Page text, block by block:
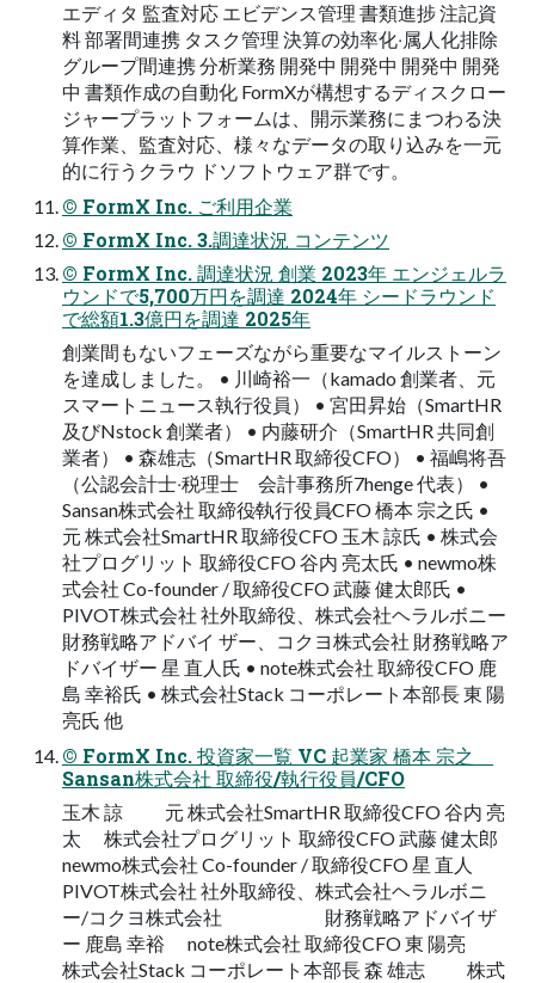
エディタ 監査対応 エビデンス管理 書類進捗 注記資
料 部署間連携 タスク管理 決算の効率化‧属⼈化排除
グループ間連携 分析業務 開発中 開発中 開発中 開発
中 書類作成の⾃動化 FormXが構想するディスクロー
ジャープラットフォームは、開示業務にまつわる決
算作業、監査対応、様々なデータの取り込みを一元
的に行うクラウ ドソフトウェア群です。
© FormX Inc. ご利⽤企業
© FormX Inc. 3.調達状況 コンテンツ
© FormX Inc. 調達状況 創業 2023年 エンジェルラ
ウンドで5,700万円を調達 2024年 シードラウンド
で総額1.3億円を調達 2025年
創業間もないフェーズながら重要なマイルストーン
を達成しました。 • 川崎裕⼀（kamado 創業者、元
スマートニュース執⾏役員） • 宮⽥昇始（SmartHR
及びNstock 創業者） • 内藤研介（SmartHR 共同創
業者） • 森雄志（SmartHR 取締役CFO） • 福嶋将吾
（公認会計⼠‧税理⼠ 会計事務所7henge 代表） •
Sansan株式会社 取締役∕執⾏役員∕CFO 橋本 宗之⽒ •
元 株式会社SmartHR 取締役CFO ⽟⽊ 諒⽒ • 株式会
社プログリット 取締役CFO ⾕内 亮太⽒ • newmo株
式会社 Co-founder / 取締役CFO 武藤 健太郎⽒ •
PIVOT株式会社 社外取締役、株式会社ヘラルボニー
財務戦略アドバイ ザー、コクヨ株式会社 財務戦略ア
ドバイザー 星 直⼈⽒ • note株式会社 取締役CFO ⿅
島 幸裕⽒ • 株式会社Stack コーポレート本部⻑ 東 陽
亮⽒ 他
© FormX Inc. 投資家⼀覧 VC 起業家 橋本 宗之
Sansan株式会社 取締役/執⾏役員/CFO
⽟⽊ 諒 元 株式会社SmartHR 取締役CFO ⾕内 亮
太 株式会社プログリット 取締役CFO 武藤 健太郎
newmo株式会社 Co-founder / 取締役CFO 星 直⼈
PIVOT株式会社 社外取締役、株式会社ヘラルボニ
ー/コクヨ株式会社 財務戦略アドバイザ
ー ⿅島 幸裕 note株式会社 取締役CFO 東 陽亮
株式会社Stack コーポレート本部⻑ 森 雄志 株式